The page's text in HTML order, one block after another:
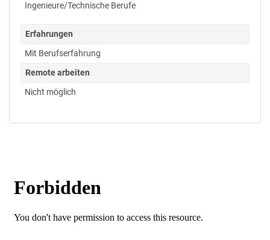
Ingenieure/Technische Berufe
Erfahrungen
Mit Berufserfahrung
Remote arbeiten
Nicht möglich